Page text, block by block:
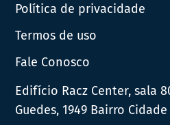
Política de privacidade
Termos de uso
Fale Conosco
Edifício Racz Center, sala
Guedes, 1949 Bairro